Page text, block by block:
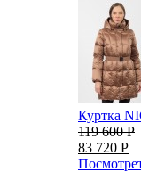
Куртка
119 600 Р
83 720 Р